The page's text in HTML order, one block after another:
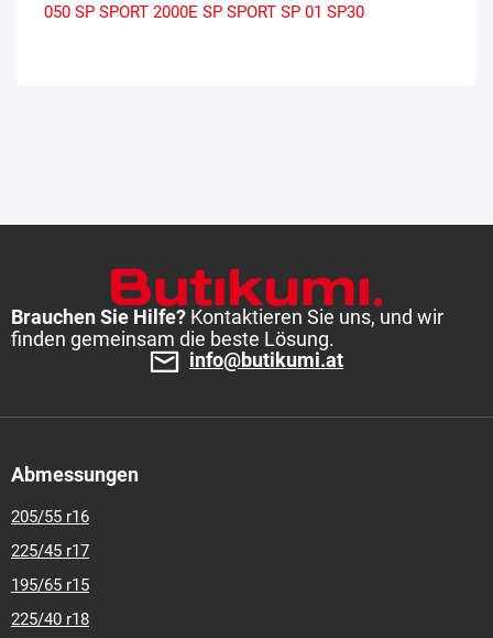
050 SP SPORT 2000E SP SPORT SP 01 SP30
Brauchen Sie Hilfe? Kontaktieren Sie uns, und wir
finden gemeinsam die beste Lösung.
info@butikumi.at
Abmessungen
205/55 r16
225/45 r17
195/65 r15
225/40 r18